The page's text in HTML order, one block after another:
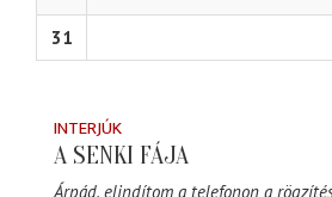
31
INTERJÚK
A SENKI FÁJA
Árpád, elindítom a telefonon a